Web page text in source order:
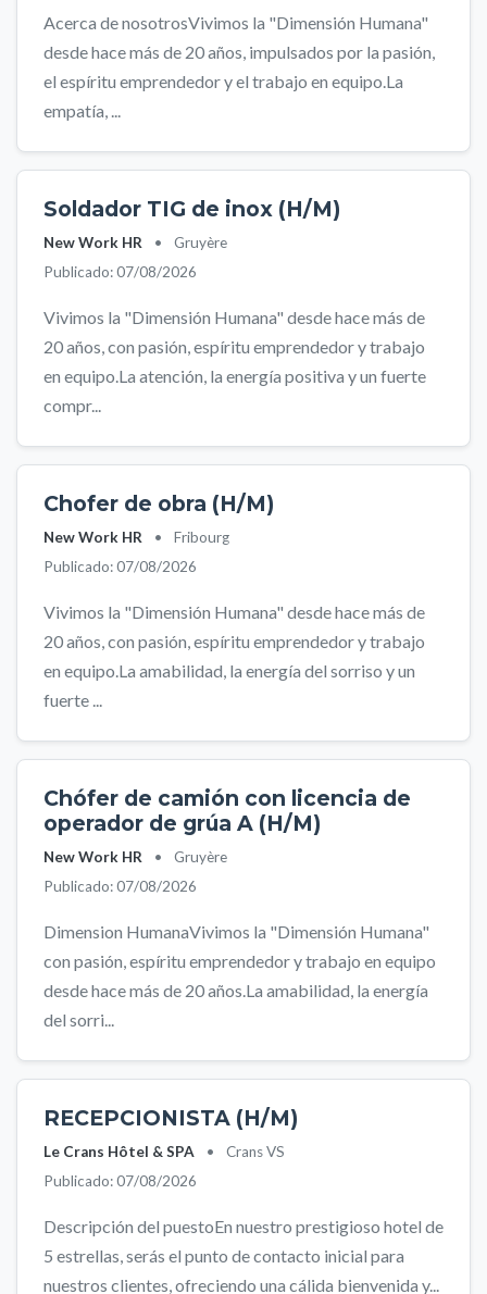
Acerca de nosotrosVivimos la "Dimensión Humana"
desde hace más de 20 años, impulsados por la pasión,
el espíritu emprendedor y el trabajo en equipo.La
empatía, ...
Soldador TIG de inox (H/M)
New Work HR •
Gruyère
Publicado: 07/08/2026
Vivimos la "Dimensión Humana" desde hace más de
20 años, con pasión, espíritu emprendedor y trabajo
en equipo.La atención, la energía positiva y un fuerte
compr...
Chofer de obra (H/M)
New Work HR •
Fribourg
Publicado: 07/08/2026
Vivimos la "Dimensión Humana" desde hace más de
20 años, con pasión, espíritu emprendedor y trabajo
en equipo.La amabilidad, la energía del sorriso y un
fuerte ...
Chófer de camión con licencia de
operador de grúa A (H/M)
New Work HR •
Gruyère
Publicado: 07/08/2026
Dimension HumanaVivimos la "Dimensión Humana"
con pasión, espíritu emprendedor y trabajo en equipo
desde hace más de 20 años.La amabilidad, la energía
del sorri...
RECEPCIONISTA (H/M)
Le Crans Hôtel & SPA •
Crans VS
Publicado: 07/08/2026
Descripción del puestoEn nuestro prestigioso hotel de
5 estrellas, serás el punto de contacto inicial para
nuestros clientes, ofreciendo una cálida bienvenida y...